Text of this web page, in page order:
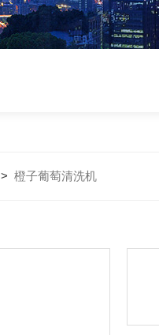
>橙子葡萄清洗机